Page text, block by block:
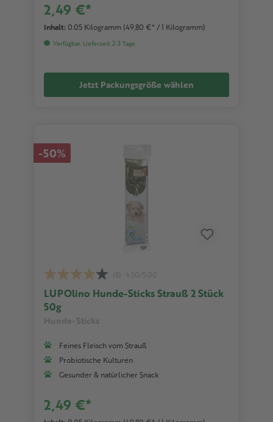
2,49 €*
Inhalt: 0.05 Kilogramm (49,80 €* / 1 Kilogramm)
Verfügbar, Lieferzeit 2-3 Tage
Jetzt Packungsgröße wählen
-50%
LUPOlino Hunde-Sticks Strauß 2 Stück
50g
Feines Fleisch vom Strauß
Probiotische Kulturen
Gesunder & natürlicher Snack
2,49 €*